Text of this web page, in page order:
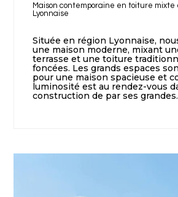
Maison contemporaine en toiture mixte
Lyonnaise
Située en région Lyonnaise,
une maison moderne, mixant
terrasse et une toiture
foncées. Les grands espaces
pour une maison spacieuse et
luminosité est au rendez-vous
construction de par ses